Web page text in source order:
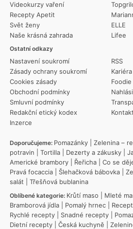
Videokurzy vaření
Recepty Apetit
Svět ženy
Naše krásná zahrada
Ostatní odkazy
Nastavení soukromí
Zásady ochrany soukromí
Cookies zásady
Obchodní podmínky
Smluvní podmínky
Redakční etický kodex
Inzerce
RSS
Foodie
Kontakt
ELLE
Lifee
Doporučujeme: Pomazánky Zelenina –
potravin
Tortilla Dezerty a zákusky
Americké brambory
Řeřicha Co se
Pravá focaccia
Šlehačková bábovka
salát
Třešňová bublanina
Oblíbené kategorie: Krůtí maso Mleté
Bramborová jídla
Pomalý hrnec
Rychlé recepty
Snadné recepty
Dietní recepty
Česká kuchyně